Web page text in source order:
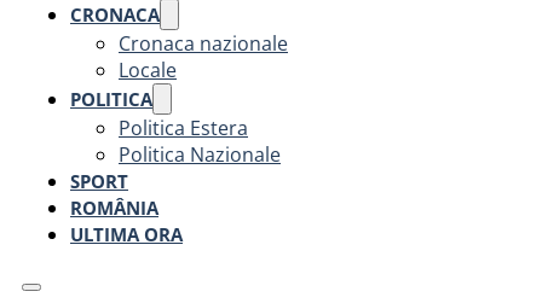
CRONACA
Cronaca nazionale
Locale
POLITICA
Politica Estera
Politica Nazionale
SPORT
ROMÂNIA
ULTIMA ORA